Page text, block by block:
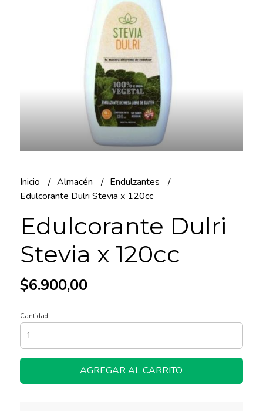
Inicio Almacén
Endulzantes
Edulcorante Dulri Stevia x 120cc
Edulcorante Dulri
Stevia x 120cc
$6.900,00
Cantidad
AGREGAR AL CARRITO